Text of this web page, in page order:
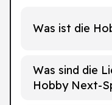
Was ist die
Was sind die
Hobby Next-